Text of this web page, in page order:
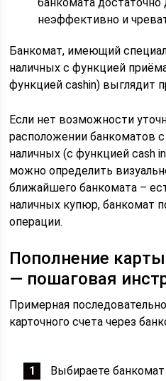
неэффективно и
Банкомат, имеющий
наличных с функцией
функцией cashin) выглядит
Если нет возможности
расположении банкоматов
наличных (с функцией cash
можно определить
ближайшего банкомата –
наличных купюр, банкомат
операции.
Пополнение
— пошаговая
Примерная
карточного счета через
Выбираете